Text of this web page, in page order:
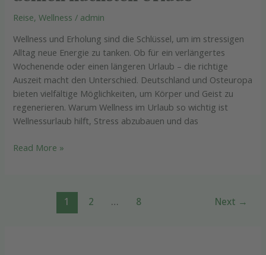
Reise,Wellness / admin
Wellness und Erholung sind die Schlüssel, um im stressigen
Alltag neue Energie zu tanken. Ob für ein verlängertes
Wochenende oder einen längeren Urlaub – die richtige
Auszeit macht den Unterschied. Deutschland und Osteuropa
bieten vielfältige Möglichkeiten, um Körper und Geist zu
regenerieren. Warum Wellness im Urlaub so wichtig ist
Wellnessurlaub hilft, Stress abzubauen und das
Read More »
1 2 … 8 Next →